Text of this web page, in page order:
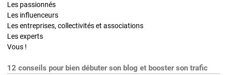
Les passionnés
Les influenceurs
Les entreprises, collectivités et associations
Les experts
Vous !
12 conseils pour bien débuter son blog et booster son trafic